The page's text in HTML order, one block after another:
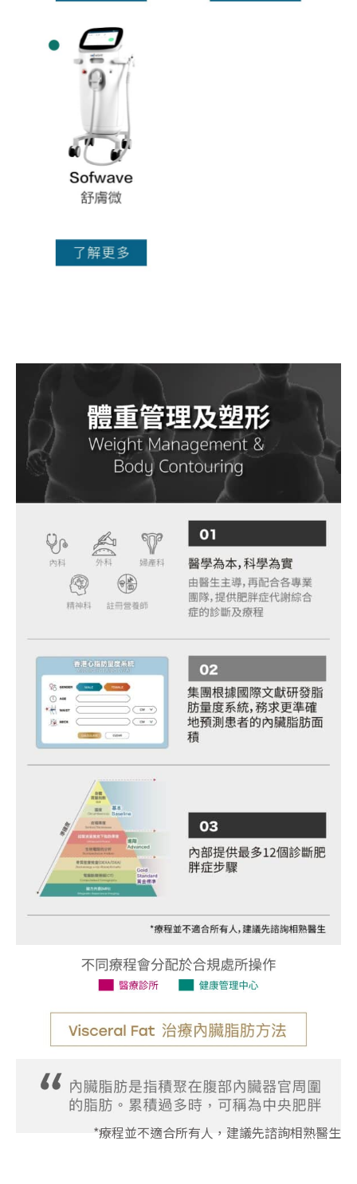
*療程並不適合所有人，建議先諮詢相熟醫生